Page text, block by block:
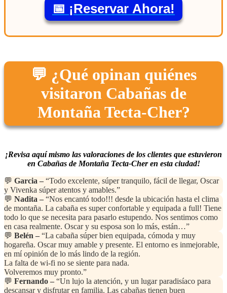
📅 ¡Reservar Ahora!
💬 ¿Qué opinan quiénes
visitaron Cabañas de
Montaña Tecta-Cher?
¡Revisa aquí mismo las valoraciones de los clientes que estuvieron
en Cabañas de Montaña Tecta-Cher en esta ciudad!
💬 Garcia – “Todo excelente, súper tranquilo, fácil de llegar, Oscar
y Vivenka súper atentos y amables.”
💬 Nadita – “Nos encantó todo!!! desde la ubicación hasta el clima
de montaña. La cabaña es super confortable y equipada a full! Tiene
todo lo que se necesita para pasarlo estupendo. Nos sentimos como
en casa realmente. Oscar y su esposa son lo más, están…”
💬 Belén – “La cabaña súper bien equipada, cómoda y muy
hogareña. Oscar muy amable y presente. El entorno es inmejorable,
en mí opinión de lo más lindo de la región.
La falta de wi-fi no se siente para nada.
Volveremos muy pronto.”
💬 Fernando – “Un lujo la atención, y un lugar paradisíaco para
descansar y disfrutar en familia. Las cabañas tienen buen